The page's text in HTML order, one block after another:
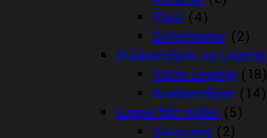
Plast (4)
Sutteflasker (2)
Kradsemiljøer og Legetøj
Katte Legetøj (18)
Kradsemiljøer (14)
Loppe/flåt midler (5)
Vetocanis (2)